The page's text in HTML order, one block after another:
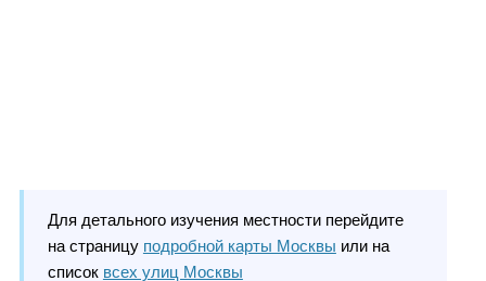
Для детального изучения местности перейдите
на страницу подробной карты Москвы или на
список всех улиц Москвы